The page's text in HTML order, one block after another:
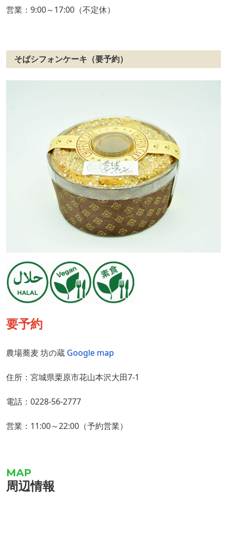
営業：9:00～17:00（不定休）
そばシフォンケーキ（要予約）
要予約
農場蕎麦 坊の蔵 Google map
住所：宮城県栗原市花山本沢大田7-1
電話：0228-56-2777
営業：11:00～22:00（予約営業）
周辺情報